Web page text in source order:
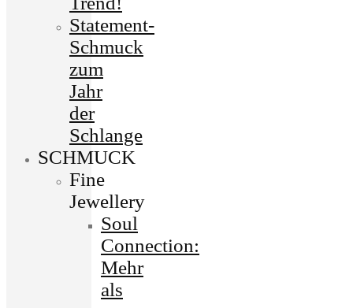
Statement-
Schmuck
zum
Jahr
der
Schlange
SCHMUCK
Fine
Jewellery
Soul
Connection:
Mehr
als